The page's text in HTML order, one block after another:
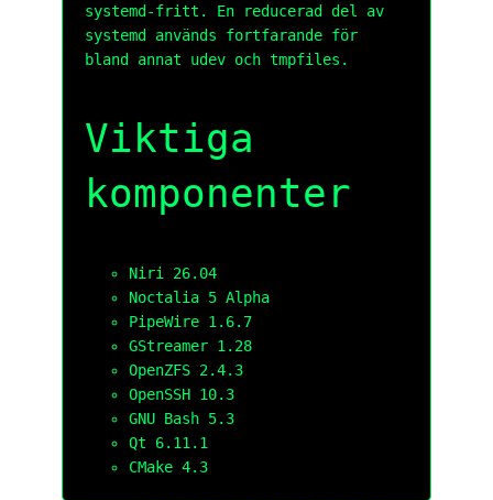
systemd-fritt. En reducerad del av
systemd används fortfarande för
bland annat udev och tmpfiles.
Viktiga
komponenter
Niri 26.04
Noctalia 5 Alpha
PipeWire 1.6.7
GStreamer 1.28
OpenZFS 2.4.3
OpenSSH 10.3
GNU Bash 5.3
Qt 6.11.1
CMake 4.3